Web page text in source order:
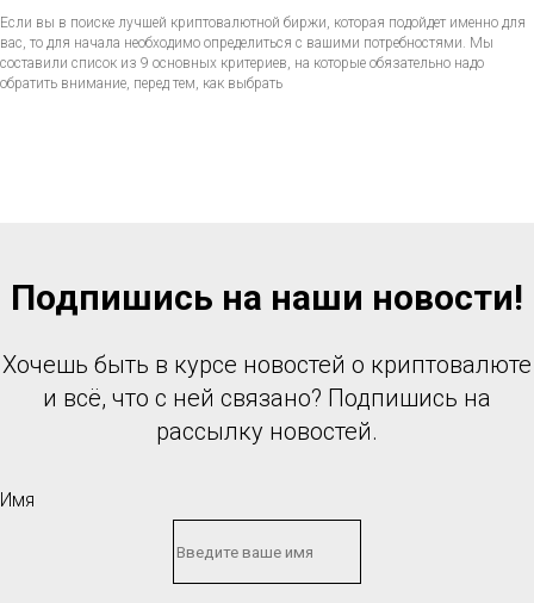
Если вы в поиске лучшей криптовалютной биржи, которая подойдет именно для
вас, то для начала необходимо определиться с вашими потребностями. Мы
составили список из 9 основных критериев, на которые обязательно надо
обратить внимание, перед тем, как выбрать
Подпишись на наши новости!
Хочешь быть в курсе новостей о криптовалюте
и всё, что с ней связано? Подпишись на
рассылку новостей.
Имя